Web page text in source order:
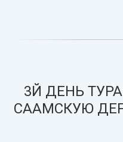
3Й ДЕНЬ
СААМСКУЮ